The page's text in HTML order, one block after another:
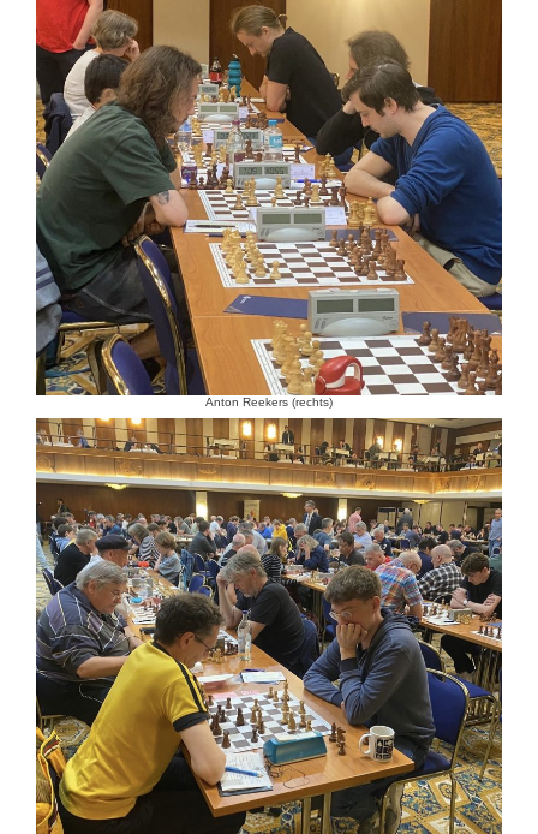
Anton Reekers (rechts)